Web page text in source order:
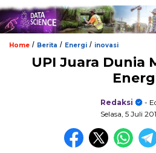
Home / Berita / Energi / inovasi
UPI Juara Dunia
Redaksi
-
Selasa, 5 Juli